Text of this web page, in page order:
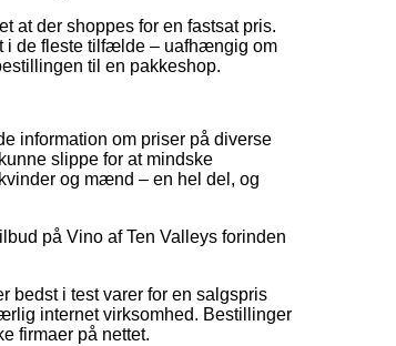
at der shoppes for en fastsat pris.
i de fleste tilfælde – uafhængig om
til en pakkeshop.
information om priser på diverse
slippe for at mindske
og mænd – en hel del, og
på Vino af Ten Valleys forinden
bedst i test varer for en salgspris
internet virksomhed. Bestillinger
firmaer på nettet.